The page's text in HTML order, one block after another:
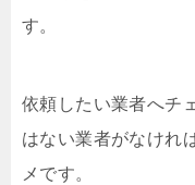
す。
依頼したい業者へチ
はない業者がなけれ
メです。